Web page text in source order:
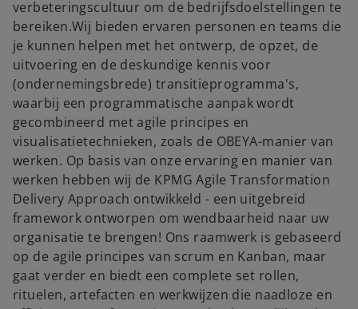
verbeteringscultuur om de bedrijfsdoelstellingen te
bereiken.Wij bieden ervaren personen en teams die
je kunnen helpen met het ontwerp, de opzet, de
uitvoering en de deskundige kennis voor
(ondernemingsbrede) transitieprogramma's,
waarbij een programmatische aanpak wordt
gecombineerd met agile principes en
visualisatietechnieken, zoals de OBEYA-manier van
werken. Op basis van onze ervaring en manier van
werken hebben wij de KPMG Agile Transformation
Delivery Approach ontwikkeld - een uitgebreid
framework ontworpen om wendbaarheid naar uw
organisatie te brengen! Ons raamwerk is gebaseerd
op de agile principes van scrum en Kanban, maar
gaat verder en biedt een complete set rollen,
rituelen, artefacten en werkwijzen die naadloze en